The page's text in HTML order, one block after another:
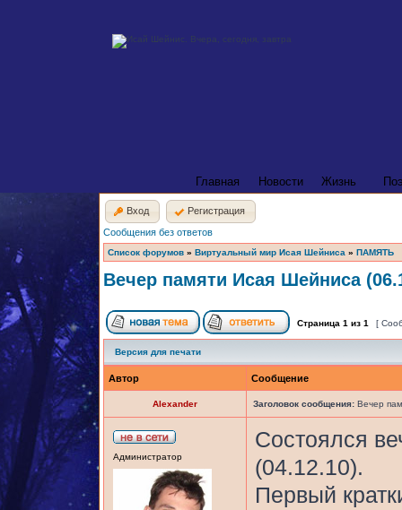
Главная Новости Жизнь
Вход
Регистрация
Сообщения без ответов
Список форумов » Виртуальный мир Исая Шейниса » ПАМЯТЬ
Вечер памяти Исая Шейниса
Страница 1 из 1 [
Версия для печати
Автор Сообщение
Alexander Заголовок сообщения: Вечер
Администратор
Состоялся
(04.12.10).
Первый